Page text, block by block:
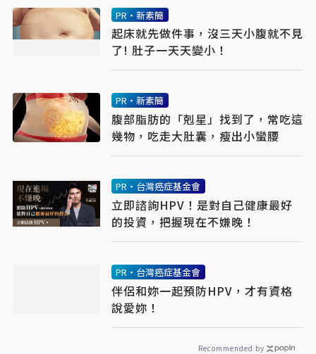
PR・新素簡
起床就先做件事，沒三天小腹就不見
了! 肚子一天天變小！
PR・新素簡
腹部脂肪的「剋星」找到了，常吃這
幾物，吃走大肚囊，瘦出小蠻腰
PR・台灣癌症基金會
立即諮詢HPV！是對自己健康最好
的投資，把握現在不嫌晚！
PR・台灣癌症基金會
伴侶和妳一起預防HPV，才有資格
說愛妳！
Recommended by